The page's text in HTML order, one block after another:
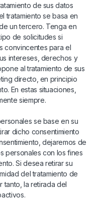
de sus datos
tratamiento se basa en
un tercero. Tenga en
de solicitudes si
convincentes para el
intereses, derechos y
al tratamiento de sus
directo, en principio
En estas situaciones,
siempre.
se base en su
dicho consentimiento
dejaremos de
personales con los fines
Si desea retirar su
del tratamiento de
tanto, la retirada del